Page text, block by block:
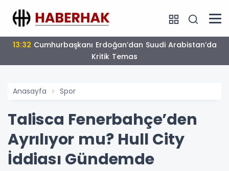
13:32
Kritik Temas
Anasayfa Spor
Talisca Fenerbahçe’den
Ayrılıyor mu? Hull City
İddiası Gündemde